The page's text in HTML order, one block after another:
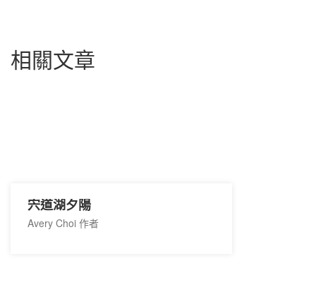
相關文章
宍道湖夕陽
Avery Choi 作者